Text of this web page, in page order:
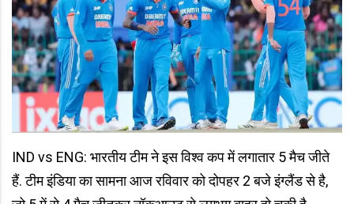
IND vs ENG: भारतीय टीम ने इस विश्व कप में लगातार 5 मैच जीते
हैं. टीम इंडिया का सामना आज रविवार को दोपहर 2 बजे इंग्लैंड से है,